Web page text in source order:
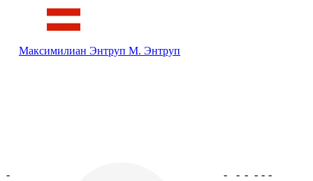
Максимилиан Энтруп М. Энтруп
- - - - - - -